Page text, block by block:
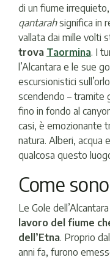
di un fiume
qantarahsignifica in
vallata dai mille volti
trova Taormina. I
l’Alcantara e le sue
escursionistici
scendendo – tramite
fino in fondo al
casi, è emozionante
natura. Alberi, acqua
qualcosa questo
Come
Le Gole
lavoro del fiume
dell’Etna. Proprio
anni fa, furono